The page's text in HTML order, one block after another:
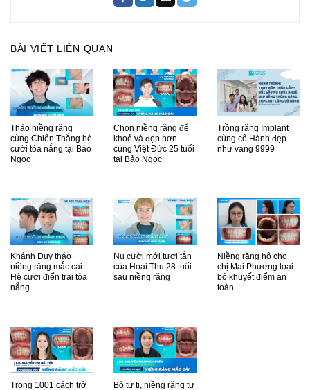
BÀI VIẾT LIÊN QUAN
Tháo niềng răng
cùng Chiến Thắng hè
cười tỏa nắng tại Bảo
Ngọc
Chọn niềng răng để
khoẻ và đẹp hơn
cùng Việt Đức 25 tuổi
tại Bảo Ngọc
Trồng răng Implant
cùng cô Hành đẹp
như vàng 9999
Khánh Duy tháo
niềng răng mắc cài –
Hè cười điển trai tỏa
nắng
Nụ cười mới tươi tắn
của Hoài Thu 28 tuổi
sau niềng răng
Niềng răng hô cho
chị Mai Phương loại
bỏ khuyết điểm an
toàn
Trong 1001 cách trở
Bỏ tự ti, niềng răng tự